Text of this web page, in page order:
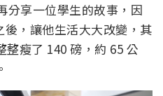
享一位學生的故事，因
，讓他生活大大改變，其
瘦了 140 磅，約 65 公